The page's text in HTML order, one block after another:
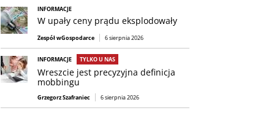
INFORMACJE
W upały ceny prądu eksplodowały
Zespół wGospodarce 6 sierpnia 2026
INFORMACJE TYLKO U NAS
Wreszcie jest precyzyjna definicja
mobbingu
Grzegorz Szafraniec 6 sierpnia 2026